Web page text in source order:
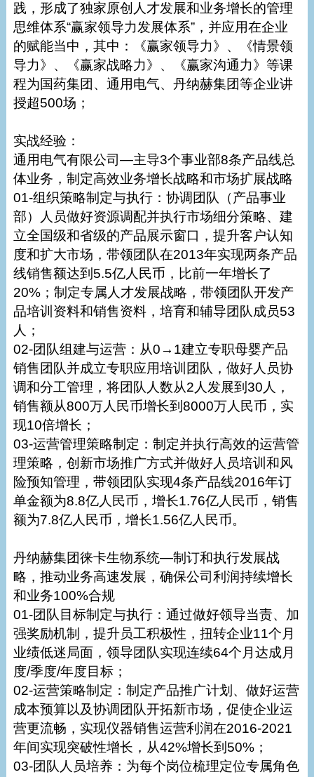
践，形成了独家原创人才发展和业务增长的管理
思维体系“赢家领导力发展体系”，并应用在企业
的赋能当中，其中：《赢家领导力》、《情景领
导力》、《赢家战略力》、《赢家沟通力》等课
程为国药集团、通用电气、丹纳赫集团等企业讲
授超500场；
实战经验：
通用电气有限公司—主导3个事业部8条产品线总
体业务，制定高效业务增长战略和市场扩展战略
01-组织策略制定与执行：协调团队（产品事业
部）人员做好资源调配并执行市场细分策略、建
立全国级和省级的产品展示窗口，提升客户认知
度和扩大市场，带领团队在2013年实现两条产品
线销售额达到5.5亿人民币，比前一年增长了
20%；制定专属人才发展战略，带领团队开发产
品培训资料和销售资料，培育和辅导团队成员53
人；
02-团队组建与运营：从0→1建立专职母婴产品
销售团队并成立专职应用培训团队，做好人员协
调和分工管理，将团队人数从2人发展到30人，
销售额从800万人民币增长到8000万人民币，实
现10倍增长；
03-运营管理策略制定：制定并执行高效的运营管
理策略，创新市场推广方式并做好人员培训和风
险预知管理，带领团队实现4条产品线2016年订
单金额为8.8亿人民币，增长1.76亿人民币，销售
额为7.8亿人民币，增长1.56亿人民币。
丹纳赫集团徕卡生物系统—制订和执行发展战
略，推动业务高速发展，确保公司利润持续增长
和业务100%合规
01-团队目标制定与执行：通过做好领导当责、加
强奖励机制，提升员工积极性，扭转企业11个月
业绩低迷局面，领导团队实现连续64个月达成月
度/季度/年度目标；
02-运营策略制定：制定产品推广计划、做好运营
成本预算以及协调团队开拓新市场，促使企业运
营更流畅，实现仪器销售运营利润在2016-2021
年间实现突破性增长，从42%增长到50%；
03-团队人员培养：为每个岗位梳理定位专属角色